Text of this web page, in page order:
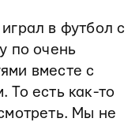
в футбол с
по очень
вместе с
То есть как-то
Мы не